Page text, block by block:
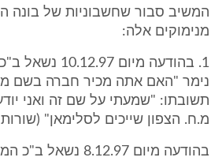
המשיב סבור שחשבוניות של בונה
מנימוקים אלה:
1. בהודעה מיום
נימר "האם אתה מכיר חברה בשם
תשובתו: "שמעתי על שם זה ואני
מ.ח. הצפון שייכים לסלימאן" (שורות 17-19).
בהודעה מיום